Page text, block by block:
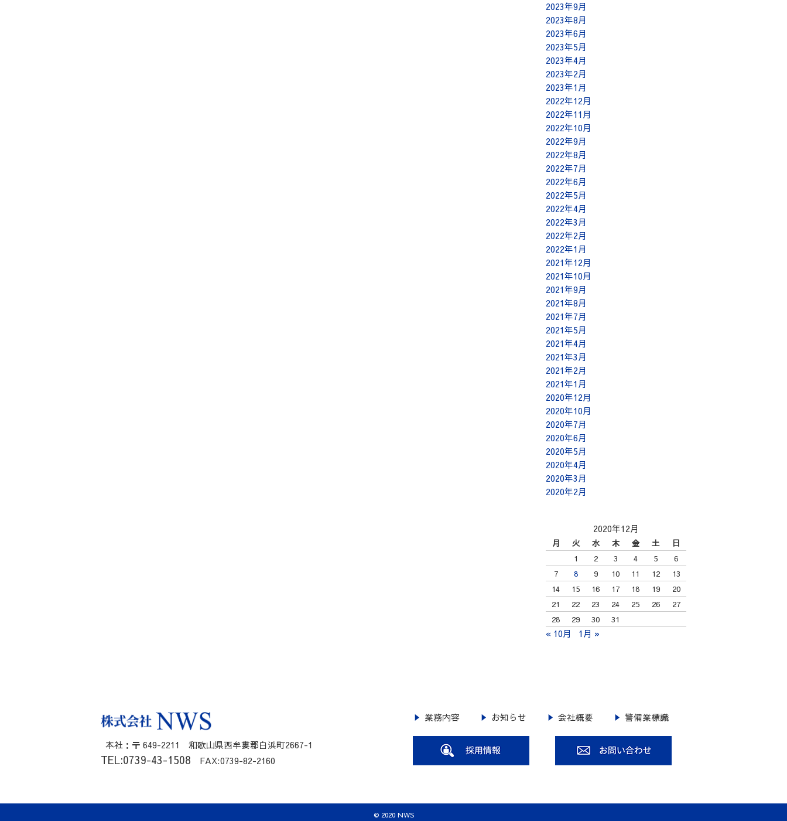
2023年9月
2023年8月
2023年6月
2023年5月
2023年4月
2023年2月
2023年1月
2022年12月
2022年11月
2022年10月
2022年9月
2022年8月
2022年7月
2022年6月
2022年5月
2022年4月
2022年3月
2022年2月
2022年1月
2021年12月
2021年10月
2021年9月
2021年8月
2021年7月
2021年5月
2021年4月
2021年3月
2021年2月
2021年1月
2020年12月
2020年10月
2020年7月
2020年6月
2020年5月
2020年4月
2020年3月
2020年2月
2020年12月
月 火 水 木 金 土
日
1
2 3 4 5
6
7
8 9 10 11 12
13
14
15 16 17 18 19
20
21
22 23 24 25 26
27
28
29 30 31
« 10月 1月 »
本社：〒 649-2211 和歌山県西牟婁郡白浜町2667-1
TEL:0739-43-1508 FAX:0739-82-2160
業務内容 お知らせ 会社概要 警備業標識
© 2020 NWS